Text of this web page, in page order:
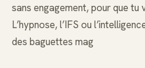
sans engagement, pour que tu
L’hypnose, l’IFS ou
des baguettes mag